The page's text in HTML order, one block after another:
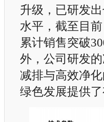
升级，已研发
水平，截至目
累计销售突破
外，公司研发
减排与高效净
绿色发展提供了